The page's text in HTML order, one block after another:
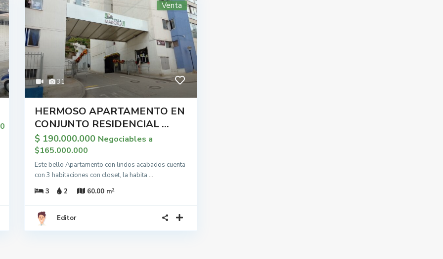
31
Venta
HERMOSO APARTAMENTO EN
CONJUNTO RESIDENCIAL ...
$ 190.000.000 Negociables a
$165.000.000
Este bello Apartamento con lindos acabados cuenta
con 3 habitaciones con closet, la habita ...
3
2 60.00 m2
Editor